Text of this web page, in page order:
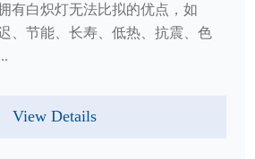
有白炽灯无法比拟的优点，如
、节能、长寿、低热、抗震、色
View Details